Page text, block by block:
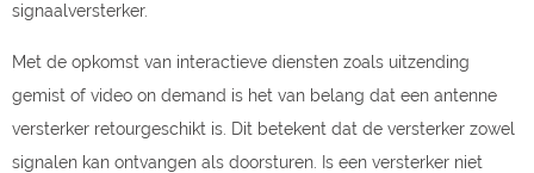
signaalversterker.
Met de opkomst van interactieve diensten zoals uitzending
gemist of video on demand is het van belang dat een antenne
versterker retourgeschikt is. Dit betekent dat de versterker zowel
signalen kan ontvangen als doorsturen. Is een versterker niet